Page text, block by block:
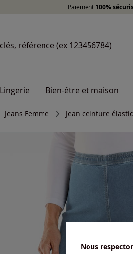
Paiement 100%
Lingerie Bien-être et maison
Jeans Femme Jean ceinture
Nous